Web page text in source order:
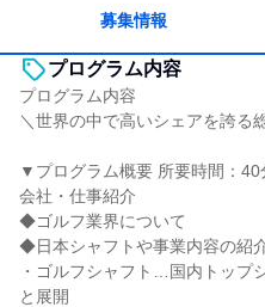
募集情報
プログラム内容
プログラム内容
＼世界の中で高いシェアを誇る
▼プログラム概要 所要時間：40
会社・仕事紹介
◆ゴルフ業界について
◆日本シャフトや事業内容の紹
・ゴルフシャフト…国内トップ
と展開